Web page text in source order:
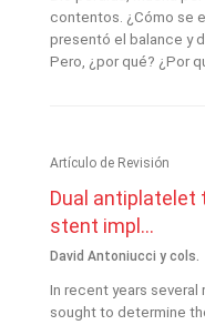
contentos. ¿Cómo se
presentó el balance y
Pero, ¿por qué? ¿Por
Artículo de Revisión
Dual antiplatelet
stent impl...
David Antoniucci y cols.
In recent years several
sought to determine